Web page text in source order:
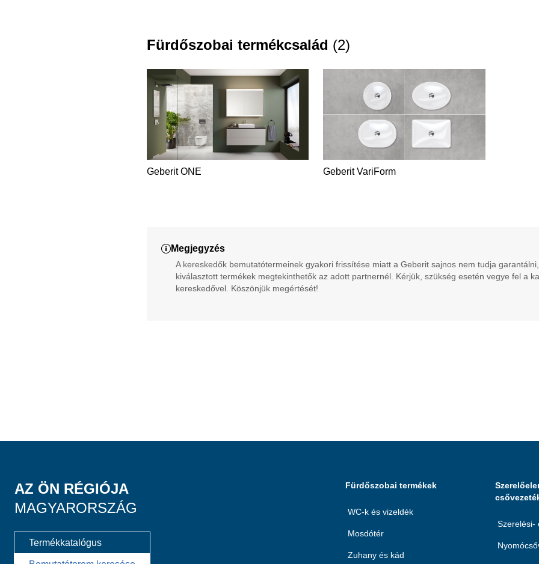
Fürdőszobai termékcsalád (2)
Geberit ONE Geberit VariForm
Megjegyzés
A kereskedők bemutatótermeinek gyakori frissítése miatt a Geberit sajnos nem tudja
kiválasztott termékek megtekinthetők az adott partnernél. Kérjük, szükség esetén vegye fel a
kereskedővel. Köszönjük megértését!
AZ ÖN RÉGIÓJA
MAGYARORSZÁG
Termékkatalógus
Fürdőszobai termékek
WC-k és vizeldék
Mosdótér
Zuhany és kád
Szerelési-